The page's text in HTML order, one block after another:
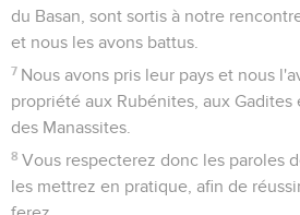
du Basan, sont sortis à notre
et nous les avons battus.
7 Nous avons pris leur pays et nous
propriété aux Rubénites, aux
des Manassites.
8 Vous respecterez donc les paroles
les mettrez en pratique, afin de